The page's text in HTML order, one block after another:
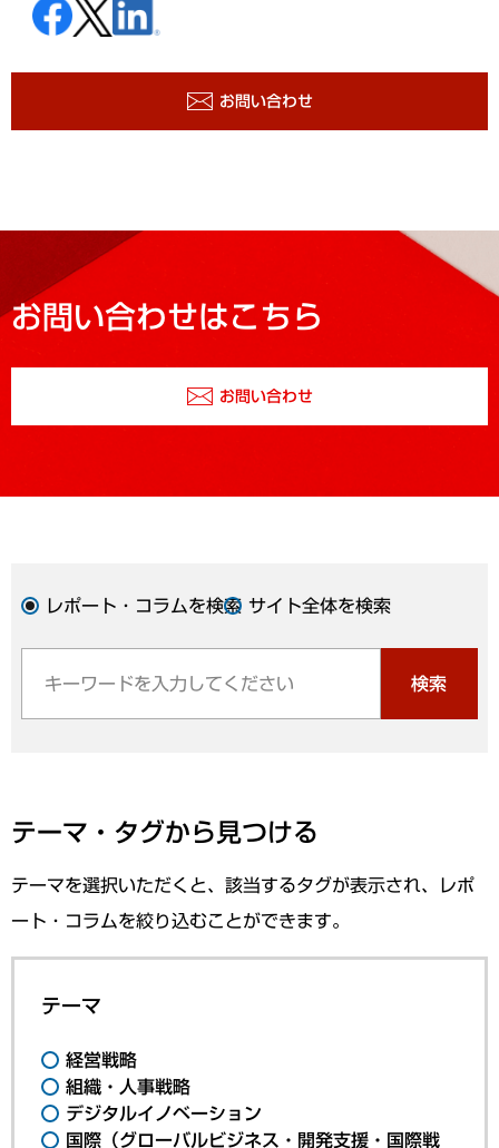
お問い合わせ
お問い合わせはこちら
お問い合わせ
レポート・コラムを検索 サイト全体を検索
検索
テーマ・タグから見つける
テーマを選択いただくと、該当するタグが表示され、レポ
ート・コラムを絞り込むことができます。
テーマ
経営戦略
組織・人事戦略
デジタルイノベーション
国際（グローバルビジネス・開発支援・国際戦